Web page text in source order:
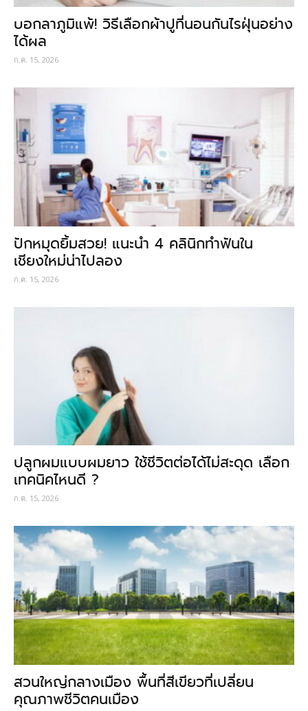
บอกลาภูมิแพ้! วิธีเลือกผ้าปูที่นอนกันไรฝุ่นอย่าง
ได้ผล
ก.ค. 15, 2026
ปักหมุดยิ้มสวย! แนะนำ 4 คลินิกทำฟันใน
เชียงใหม่น่าไปลอง
ก.ค. 15, 2026
ปลูกผมแบบผมยาว ใช้ชีวิตต่อได้ไม่สะดุด เลือก
เทคนิคไหนดี ?
ก.ค. 15, 2026
สวนใหญ่กลางเมือง พื้นที่สีเขียวที่เปลี่ยน
คุณภาพชีวิตคนเมือง